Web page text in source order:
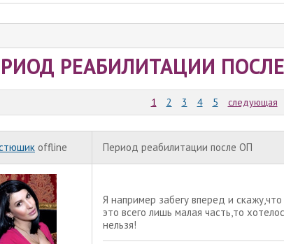
РЕАБИЛИТАЦИИ
1 2 3 4 5 следующая
offline Период реабилитации после ОП
Я например забегу вперед и
это всего лишь малая часть,то
нельзя!